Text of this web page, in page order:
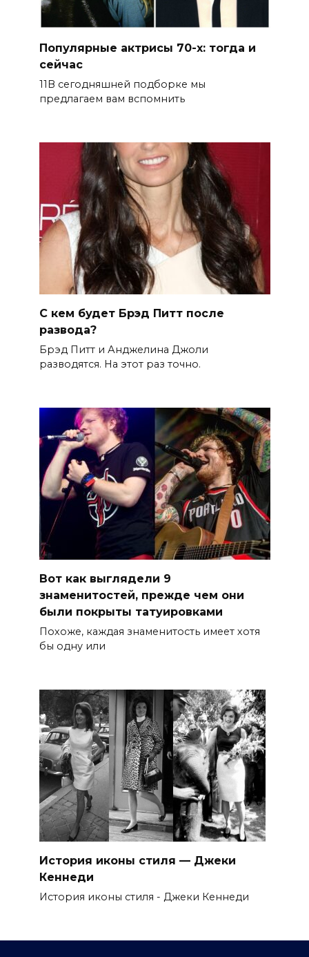
Популярные актрисы 70-х: тогда и
сейчас
11В сегодняшней подборке мы
предлагаем вам вспомнить
С кем будет Брэд Питт после
развода?
Брэд Питт и Анджелина Джоли
разводятся. На этот раз точно.
Вот как выглядели 9
знаменитостей, прежде чем они
были покрыты татуировками
Похоже, каждая знаменитость имеет хотя
бы одну или
История иконы стиля — Джеки
Кеннеди
История иконы стиля - Джеки Кеннеди